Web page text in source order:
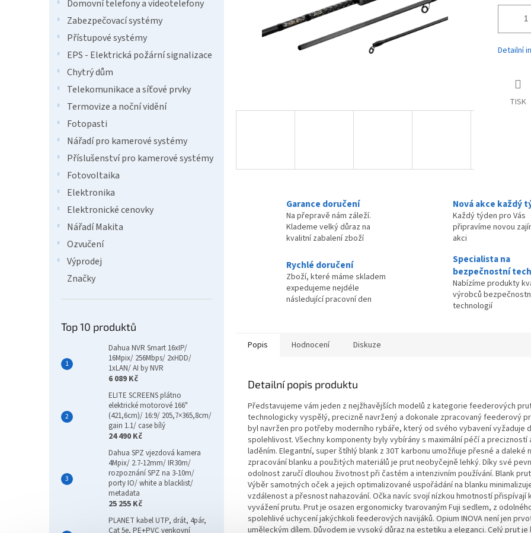
Domovní telefony a videotelefony
Zabezpečovací systémy
Přístupové systémy
EPS - Elektrická požární signalizace
Chytrý dům
Telekomunikace a síťové prvky
Termovize a noční vidění
Fotopasti
Nářadí pro kamerové systémy
Příslušenství pro kamerové systémy
Fotovoltaika
Elektronika
Elektronické cenovky
Nářadí Makita
Ozvučení
Výprodej
Značky
Top 10 produktů
Dahua NVR Smart 16xIP/
16Mpix/ 256Mbps/ 2xHDD/
1xLAN/ AI by NVR
6 089 Kč
ELITE SCREENS plátno
elektrické motorové 166"
(421,6cm)/ 16:9/ 205,7×365,8cm/
gain 1.1/ case bílý
24 490 Kč
Dahua SPZ vjezdová kamera
4Mpix/ 2.7-12mm/ IR30m/
rozpoznání SPZ na 3-10m/
porty IO/ white a blacklist/
metadata
25 255 Kč
PLANET kabel UTP, drát, 4pár,
Cat 5e, PE+PVC venkovní
Detailní
TISK
Garance doručení
Na přepravě nám záleží.
Klademe velký důraz na
kvalitní zabalení zboží
Nová akce každý
Každý týden pro Vás
připravíme novou
akci
Rychlé doručení
Zboží, které máme skladem
expedujeme nejdéle
následující pracovní den
Specialista na
bezpečnostní
Nabízíme produkty
výrobců
technologií
Popis Hodnocení Diskuze
Detailní popis produktu
Představujeme vám jeden z nejžhavějších modelů z kategorie feederových
technologicky vyspělý, precizně navržený a dokonale zpracovaný feederový
byl navržen pro potřeby moderního rybáře, který od svého vybavení vyžaduje
spolehlivost. Všechny komponenty byly vybírány s maximální péčí a
laděním. Elegantní, super štíhlý blank z 30T karbonu umožňuje přesné a daleké
zpracování blanku a použitých materiálů je prut neobyčejně lehký. Díky své
odolnost zaručí dlouhou životnost při častém a intenzivním používání. Blank
Výběr samotných oček a jejich optimalizované uspořádání na blanku
vzdálenost a přesnost nahazování. Očka navíc svojí nízkou hmotností
vyvážení prutu. Prut je osazen ergonomicky tvarovaným Fuji sedlem, z
spolehlivé uchycení jakýchkoli feederových navijáků. Opium INOVA není jen
uměleckým dílem. Důvodem je vysoký důraz na estetiku a eleganci. Celý prut